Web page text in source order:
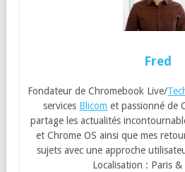
Fred
Fondateur de Chromebook Live/
services Blicom et passionné de
partage les actualités
et Chrome OS ainsi que mes
sujets avec une approche
Localisation : Paris